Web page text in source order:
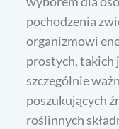
pochodzenia
organizmowi
prostych, takich
szczególnie
poszukujących
roślinnych